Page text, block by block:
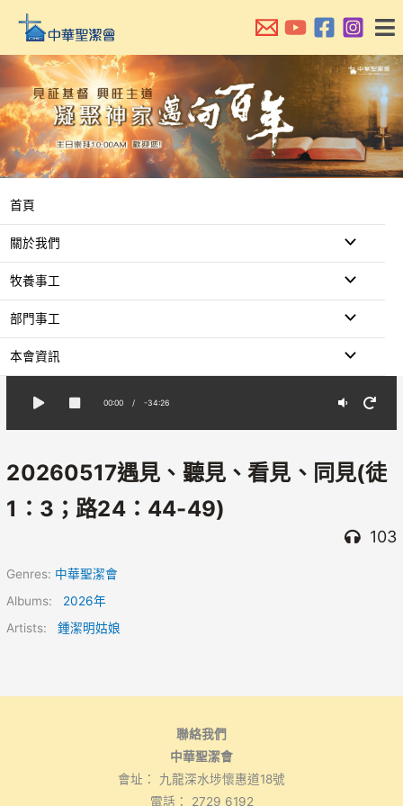
主
內
容
首頁
關於我們
牧養事工
部門事工
本會資訊
00:00 / -34:26
20260517遇見、聽見、看見、同見(徒
1：3；路24：44-49)
103
Genres: 中華聖潔會
Albums: 2026年
Artists:鍾潔明姑娘
聯絡我們
中華聖潔會
會址： 九龍深水埗懷惠道18號
電話： 2729 6192